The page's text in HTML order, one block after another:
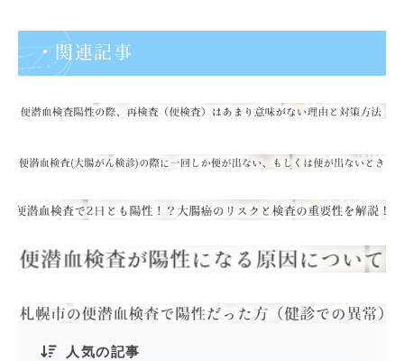
・関連記事
人気の記事